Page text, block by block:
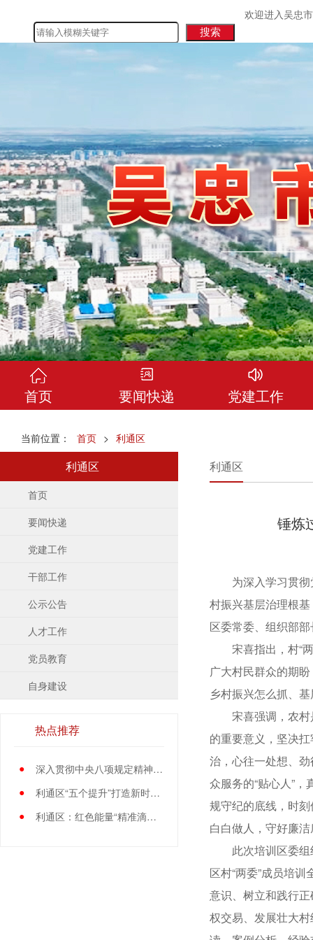
欢迎进入吴忠
首页 要闻快递 党建工作
当前位置： 首页 > 利通区
利通区
首页
要闻快递
党建工作
干部工作
公示公告
人才工作
党员教育
自身建设
热点推荐
●
深入贯彻中央八项规定精神学习教育中央指导组暨中央层面工作专班总结会议召开
●
利通区“五个提升”打造新时代党员先锋队伍
●
利通区：红色能量“精准滴灌”基层党员
利通区
锤炼
为深入学习贯彻
村振兴基层治理根
区委常委、组织部
宋喜指出，村“两
广大村民群众的期
乡村振兴怎么抓、
宋喜强调，农村是
的重要意义，坚决
治，心往一处想、
众服务的“贴心人”
规守纪的底线，时
白白做人，守好廉
此次培训区委组织
区村“两委”成员培
意识、树立和践行
权交易、发展壮大